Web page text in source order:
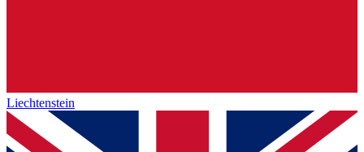
Liechtenstein